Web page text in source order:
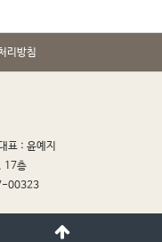
리방침
표 : 윤예지
17층
00323